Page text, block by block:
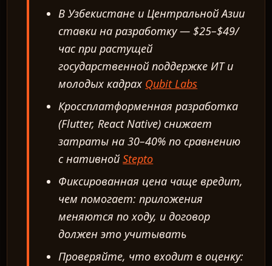
В Узбекистане и Центральной Азии
ставки на разработку — $25–$49/
час при растущей
государственной поддержке ИТ и
молодых кадрах Qubit Labs
Кроссплатформенная разработка
(Flutter, React Native) снижает
затраты на 30–40% по сравнению
с нативнойStepto
Фиксированная цена чаще вредит,
чем помогает: приложения
меняются по ходу, и договор
должен это учитывать
Проверяйте, что входит в оценку: